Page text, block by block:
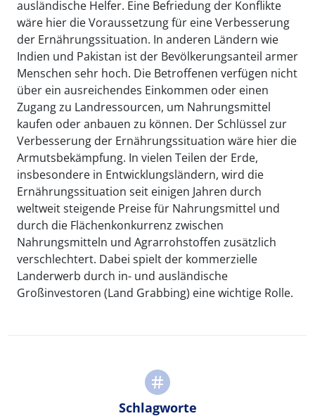
ausländische Helfer. Eine Befriedung der Konflikte
wäre hier die Voraussetzung für eine Verbesserung
der Ernährungssituation. In anderen Ländern wie
Indien und Pakistan ist der Bevölkerungsanteil armer
Menschen sehr hoch. Die Betroffenen verfügen nicht
über ein ausreichendes Einkommen oder einen
Zugang zu Landressourcen, um Nahrungsmittel
kaufen oder anbauen zu können. Der Schlüssel zur
Verbesserung der Ernährungssituation wäre hier die
Armutsbekämpfung. In vielen Teilen der Erde,
insbesondere in Entwicklungsländern, wird die
Ernährungssituation seit einigen Jahren durch
weltweit steigende Preise für Nahrungsmittel und
durch die Flächenkonkurrenz zwischen
Nahrungsmitteln und Agrarrohstoffen zusätzlich
verschlechtert. Dabei spielt der kommerzielle
Landerwerb durch in- und ausländische
Großinvestoren (Land Grabbing) eine wichtige Rolle.
Schlagworte